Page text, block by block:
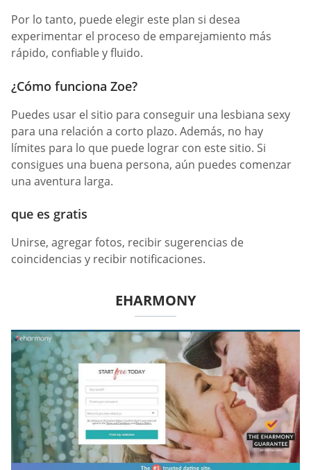
Por lo tanto, puede elegir este plan si desea
experimentar el proceso de emparejamiento más
rápido, confiable y fluido.
¿Cómo funciona Zoe?
Puedes usar el sitio para conseguir una lesbiana sexy
para una relación a corto plazo. Además, no hay
límites para lo que puede lograr con este sitio. Si
consigues una buena persona, aún puedes comenzar
una aventura larga.
que es gratis
Unirse, agregar fotos, recibir sugerencias de
coincidencias y recibir notificaciones.
EHARMONY